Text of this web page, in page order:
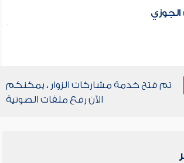
الجوزي
تم فتح خدمة مشاركات الزوار ، يمكنكم
الآن رفع ملفات الصوتية